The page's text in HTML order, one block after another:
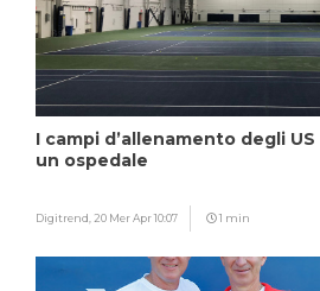
I campi d’allenamento degli
un ospedale
Digitrend, 20 Mer Apr 10:07 1 min